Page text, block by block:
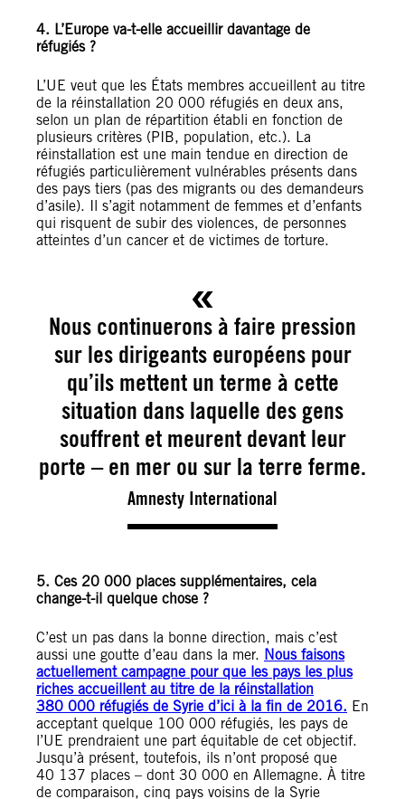
4. L’Europe va-t-elle accueillir davantage de
réfugiés ?
L’UE veut que les États membres accueillent au titre
de la réinstallation 20 000 réfugiés en deux ans,
selon un plan de répartition établi en fonction de
plusieurs critères (PIB, population, etc.). La
réinstallation est une main tendue en direction de
réfugiés particulièrement vulnérables présents dans
des pays tiers (pas des migrants ou des demandeurs
d’asile). Il s’agit notamment de femmes et d’enfants
qui risquent de subir des violences, de personnes
atteintes d’un cancer et de victimes de torture.
Nous continuerons à faire pression
sur les dirigeants européens pour
qu’ils mettent un terme à cette
situation dans laquelle des gens
souffrent et meurent devant leur
porte – en mer ou sur la terre ferme.
Amnesty International
5. Ces 20 000 places supplémentaires, cela
change-t-il quelque chose ?
C’est un pas dans la bonne direction, mais c’est
aussi une goutte d’eau dans la mer. Nous faisons
actuellement campagne pour que les pays les plus
riches accueillent au titre de la réinstallation
380 000 réfugiés de Syrie d’ici à la fin de 2016. En
acceptant quelque 100 000 réfugiés, les pays de
l’UE prendraient une part équitable de cet objectif.
Jusqu’à présent, toutefois, ils n’ont proposé que
40 137 places – dont 30 000 en Allemagne. À titre
de comparaison, cinq pays voisins de la Syrie